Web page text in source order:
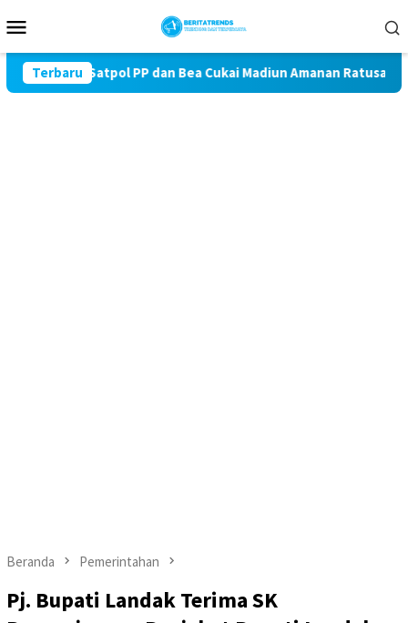
ke
Mobile
Terbaru
Satpol PP dan Bea Cukai Madiun Amanan Ratusan
Beranda Pemerintahan
Pj. Bupati Landak Terima SK